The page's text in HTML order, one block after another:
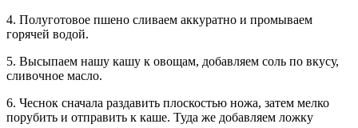
4. Полуготовое пшено сливаем аккуратно и промываем
горячей водой.
5. Высыпаем нашу кашу к овощам, добавляем соль по вкусу,
сливочное масло.
6. Чеснок сначала раздавить плоскостью ножа, затем мелко
порубить и отправить к каше. Туда же добавляем ложку